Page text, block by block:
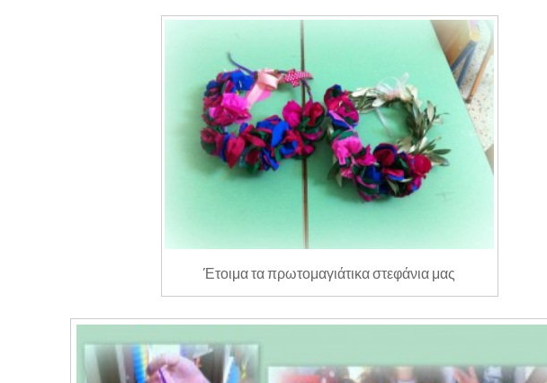
Έτοιμα τα πρωτομαγιάτικα στεφάνια μας